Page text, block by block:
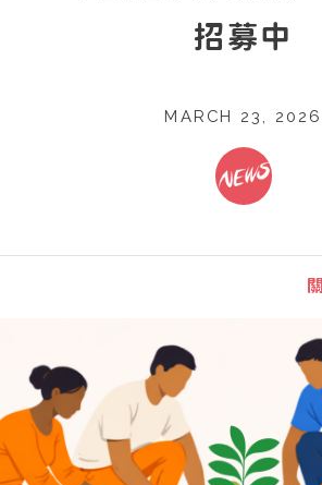
招募中
MARCH 23, 2026